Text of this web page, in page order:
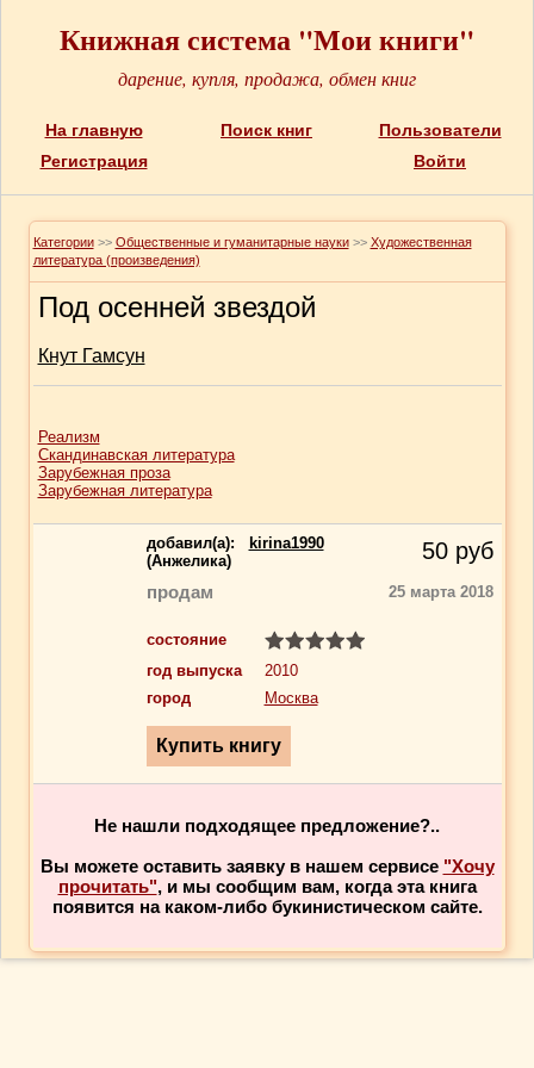
Книжная система "Мои книги"
дарение, купля, продажа, обмен книг
На главную Поиск книг
Пользователи
Регистрация
Войти
Категории >> Общественные и гуманитарные науки >> Художественная
литература (произведения)
Под осенней звездой
Кнут Гамсун
Реализм
Скандинавская литература
Зарубежная проза
Зарубежная литература
добавил(a):
kirina1990
(Анжелика)
50 руб
продам 25 марта 2018
состояние
год выпуска
2010
город
Москва
Не нашли подходящее предложение?..
Вы можете оставить заявку в нашем сервисе "Хочу
прочитать", и мы сообщим вам, когда эта книга
появится на каком-либо букинистическом сайте.